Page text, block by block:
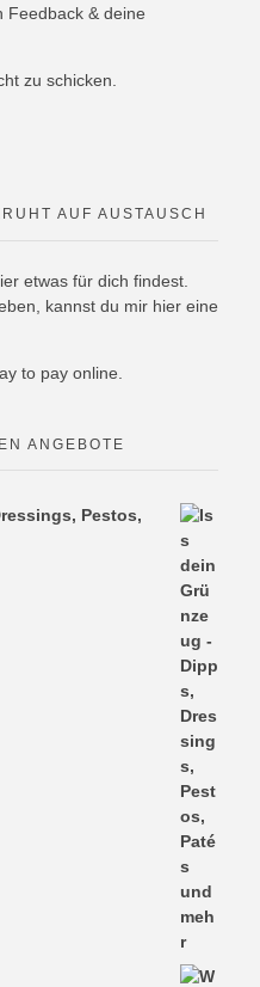
Feedback & deine
zu schicken.
AUF AUSTAUSCH
etwas für dich findest.
kannst du mir hier eine
ANGEBOTE
Pestos,